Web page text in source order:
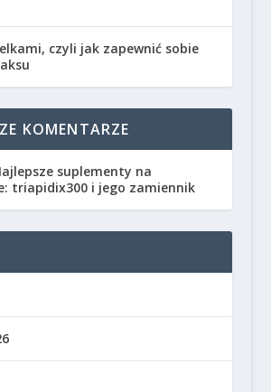
czyli jak zapewnić sobie
KOMENTARZE
suplementy na
triapidix300 i jego zamiennik